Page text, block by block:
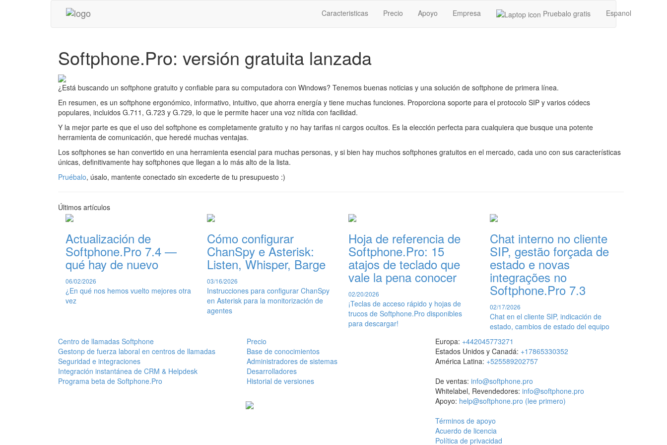
Caracteristicas Precio Apoyo Empresa Pruebalo gratis Espanol
Softphone.Pro: versión gratuita lanzada
¿Está buscando un softphone gratuito y confiable para su computadora con Windows? Tenemos buenas noticias y una solución de softphone de primera línea.
En resumen, es un softphone ergonómico, informativo, intuitivo, que ahorra energía y tiene muchas funciones. Proporciona soporte para el protocolo SIP y varios códecs
populares, incluidos G.711, G.723 y G.729, lo que le permite hacer una voz nítida con facilidad.
Y la mejor parte es que el uso del softphone es completamente gratuito y no hay tarifas ni cargos ocultos. Es la elección perfecta para cualquiera que busque una potente
herramienta de comunicación, que heredé muchas ventajas.
Los softphones se han convertido en una herramienta esencial para muchas personas, y si bien hay muchos softphones gratuitos en el mercado, cada uno con sus características
únicas, definitivamente hay softphones que llegan a lo más alto de la lista.
Pruébalo, úsalo, mantente conectado sin excederte de tu presupuesto :)
Últimos artículos
Actualización de
Softphone.Pro 7.4 —
qué hay de nuevo
06/02/2026
¿En qué nos hemos vuelto mejores otra
vez
Cómo configurar
ChanSpy e Asterisk:
Listen, Whisper, Barge
03/16/2026
Instrucciones para configurar ChanSpy
en Asterisk para la monitorización de
agentes
Hoja de referencia de
Softphone.Pro: 15
atajos de teclado que
vale la pena conocer
02/20/2026
¡Teclas de acceso rápido y hojas de
trucos de Softphone.Pro disponibles
para descargar!
Chat interno no cliente
SIP, gestão forçada de
estado e novas
integrações no
Softphone.Pro 7.3
02/17/2026
Chat en el cliente SIP, indicación de
estado, cambios de estado del equipo
Centro de llamadas Softphone
Gestonp de fuerza laboral en centros de llamadas
Seguridad e integraciones
Integración instantánea de CRM & Helpdesk
Programa beta de Softphone.Pro
Precio
Base de conocimientos
Administradores de sistemas
Desarrolladores
Historial de versiones
Europa: +442045773271
Estados Unidos y Canadá: +17865330352
América Latina: +525589202757
De ventas: info@softphone.pro
Whitelabel, Revendedores: info@softphone.pro
Apoyo: help@softphone.pro (lee primero)
Términos de apoyo
Acuerdo de licencia
Política de privacidad